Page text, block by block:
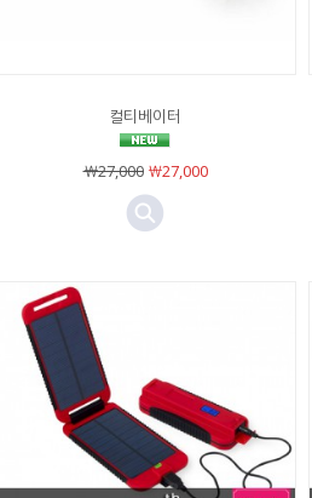
컬티베이터
￦27,000￦27,000